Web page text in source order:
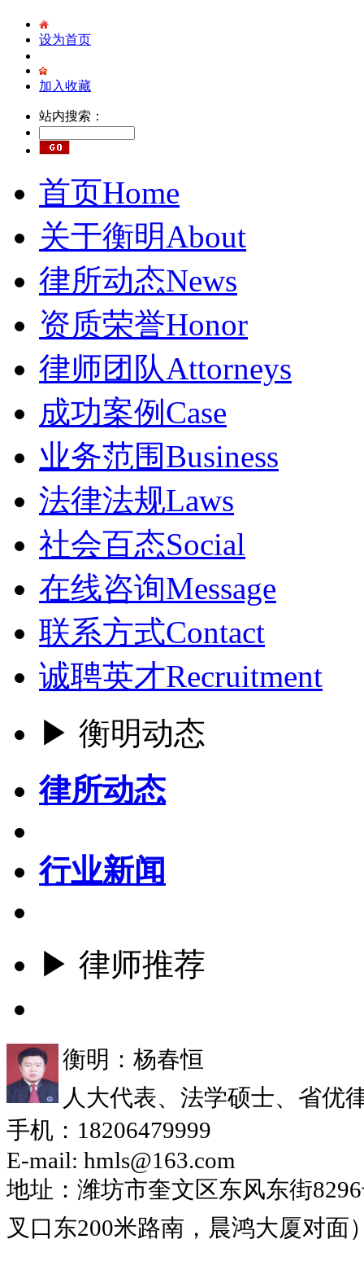
设为首页
加入收藏
站内搜索：
首页Home
关于衡明About
律所动态News
资质荣誉Honor
律师团队Attorneys
成功案例 Case
业务范围Business
法律法规Laws
社会百态Social
在线咨询Message
联系方式Contact
诚聘英才Recruitment
▶ 衡明动态
律所动态
行业新闻
▶ 律师推荐
衡明：杨春恒
人大代表、法学硕士、省优
手机：18206479999
E-mail: hmls@163.com
地址：潍坊市奎文区东风东街
叉口东200米路南，晨鸿大厦对面